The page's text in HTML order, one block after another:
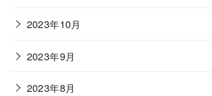
2023年10月
2023年9月
2023年8月